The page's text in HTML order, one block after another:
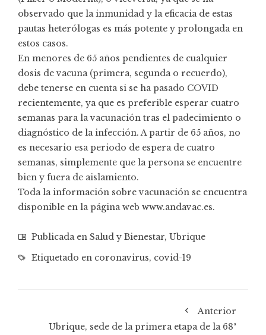
observado que la inmunidad y la eficacia de estas
pautas heterólogas es más potente y prolongada en
estos casos.
En menores de 65 años pendientes de cualquier
dosis de vacuna (primera, segunda o recuerdo),
debe tenerse en cuenta si se ha pasado COVID
recientemente, ya que es preferible esperar cuatro
semanas para la vacunación tras el padecimiento o
diagnóstico de la infección. A partir de 65 años, no
es necesario esa periodo de espera de cuatro
semanas, simplemente que la persona se encuentre
bien y fuera de aislamiento.
Toda la información sobre vacunación se encuentra
disponible en la página web www.andavac.es.
Publicada en Salud y Bienestar, Ubrique
Etiquetado en coronavirus, covid-19
Anterior
Ubrique, sede de la primera etapa de la 68ª